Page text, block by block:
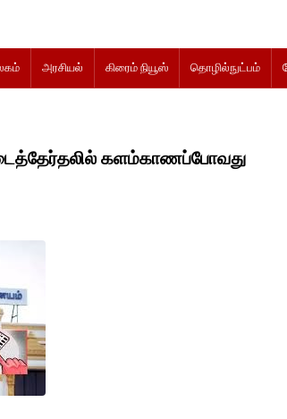
அரசியல் கிரைம் நியூஸ் தொழில்நுட்பம்
களம்காணப்போவது